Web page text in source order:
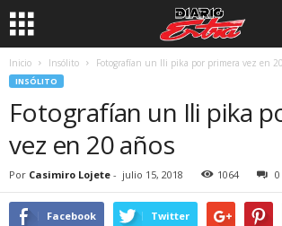
Inicio Insólito Fotografían un Ili pika por primera vez en
INSÓLITO
Fotografían un Ili pika
vez en 20 años
Por Casimiro Lojete - julio 15, 2018 1064 0
Facebook Twitter